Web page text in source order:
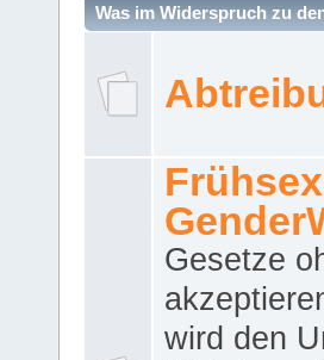
Was im Widerspruch zu
Gesetze
wird den